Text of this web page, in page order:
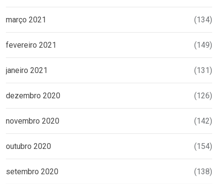
março 2021 (134)
fevereiro 2021 (149)
janeiro 2021 (131)
dezembro 2020 (126)
novembro 2020 (142)
outubro 2020 (154)
setembro 2020 (138)